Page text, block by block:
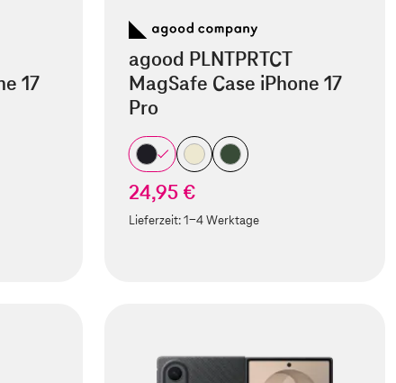
17
agood PLNTPRTCT
MagSafe Case iPhone 17
Pro
24,95 €
Lieferzeit:1-4 Werktage